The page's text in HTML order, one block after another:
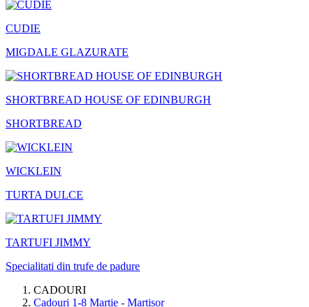
CUDIE
MIGDALE GLAZURATE
SHORTBREAD HOUSE OF EDINBURGH
SHORTBREAD
WICKLEIN
TURTA DULCE
TARTUFI JIMMY
Specialitati din trufe de padure
CADOURI
Cadouri 1-8 Martie - Martisor